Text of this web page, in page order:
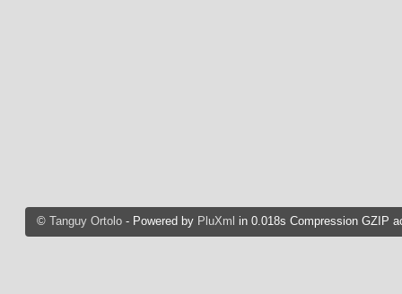
© Tanguy Ortolo- Powered by PluXml in 0.018s Compression GZIP